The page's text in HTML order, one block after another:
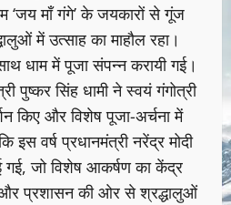
‘जय माँ गंगे’ के जयकारों से गूंज
में उत्साह का माहौल रहा।
धाम में पूजा संपन्न करायी गई।
पुष्कर सिंह धामी ने स्वयं गंगोत्री
किए और विशेष पूजा-अर्चना में
इस वर्ष प्रधानमंत्री नरेंद्र मोदी
गई, जो विशेष आकर्षण का केंद्र
और प्रशासन की ओर से श्रद्धालुओं